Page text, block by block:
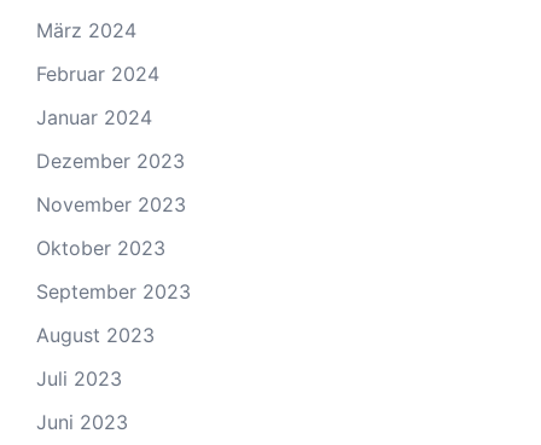
März 2024
Februar 2024
Januar 2024
Dezember 2023
November 2023
Oktober 2023
September 2023
August 2023
Juli 2023
Juni 2023